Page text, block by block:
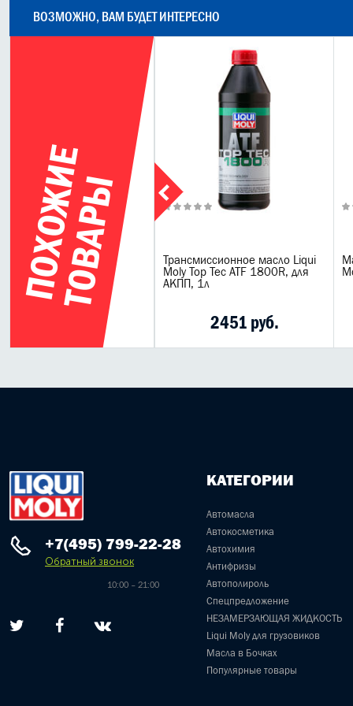
ВОЗМОЖНО, ВАМ БУДЕТ ИНТЕРЕСНО
П
О
Х
О
Ж
И
Е
Т
О
В
А
Р
Ы
20л
трансмиссионное Mobil
134 20л
Трансмиссионное масло Liqui
Moly Top Tec ATF 1800R, для
АКПП, 1л
2451 руб.
+7(495) 799-22-28
Обратный звонок
10:00 – 21:00
КАТЕГОРИИ
Автомасла
Автокосметика
Автохимия
Антифризы
Автополироль
Спецпредложение
НЕЗАМЕРЗАЮЩАЯ ЖИДКОСТЬ
Liqui Moly для грузовиков
Масла в Бочках
Популярные товары